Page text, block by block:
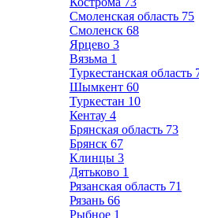
Смоленская область 75
Смоленск 68
Ярцево 3
Вязьма 1
Туркестанская область
Шымкент 60
Туркестан 10
Кентау 4
Брянская область 73
Брянск 67
Клинцы 3
Дятьково 1
Рязанская область 71
Рязань 66
Рыбное 1